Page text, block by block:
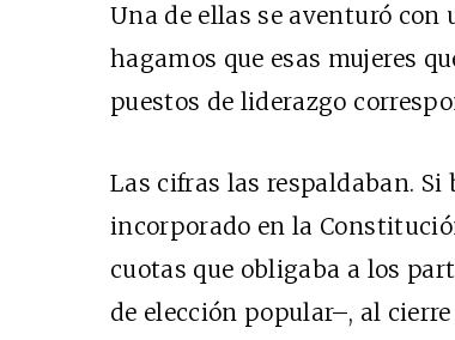
Una de ellas se aventuró con
hagamos que esas mujeres
puestos de liderazgo
Las cifras las respaldaban.
incorporado en la
cuotas que obligaba a los
de elección popular–, al